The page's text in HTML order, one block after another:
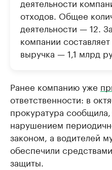
деятельности
отходов. Общее
деятельности — 12.
компании
выручка — 1,1 млрд
Ранее компанию уже
ответственности: в
прокуратура
нарушением
законом, а водителей
обеспечили
защиты.